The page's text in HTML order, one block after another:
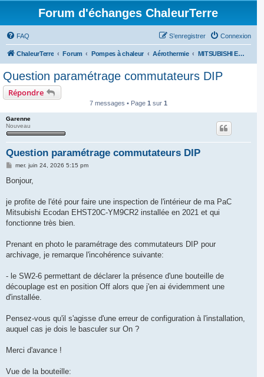
Forum d'échanges ChaleurTerre
FAQ Connexion
S’enregistrer
ChaleurTerre Forum Pompes à chaleur Aérothermie MITSUBISHI Electric
Question paramétrage commutateurs DIP
Répondre
7 messages • Page 1 sur 1
Garenne
Nouveau
Question paramétrage commutateurs DIP
M
s
g
e
mer. juin 24, 2026 5:15 pm
Bonjour,
je profite de l'été pour faire une inspection de l'intérieur de ma PaC
Mitsubishi Ecodan EHST20C-YM9CR2 installée en 2021 et qui
fonctionne très bien.
Prenant en photo le paramétrage des commutateurs DIP pour
archivage, je remarque l'incohérence suivante:
- le SW2-6 permettant de déclarer la présence d'une bouteille de
découplage est en position Off alors que j'en ai évidemment une
d'installée.
Pensez-vous qu'il s'agisse d'une erreur de configuration à l'installation,
auquel cas je dois le basculer sur On ?
Merci d'avance !
Vue de la bouteille: